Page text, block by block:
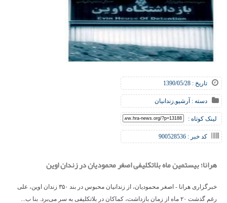
تاریخ : 1390/05/28
دسته : آرشیو,زندانیان
لینک کوتاه :
کد خبر : 900528536
هرانا؛ بیستمین ماه بلاتکلیفی اصغر محمودیان در زندان اوین
خبرگزاری هرانا - اصغر محمودیان، از زندانیان محبوس در بند ۳۵۰ زندان اوین، علی
رغم گذشت ۲۰ ماه از زمان بازداشت، کماکان در بلاتکلیفی به سر می‌برد. بنا ب...